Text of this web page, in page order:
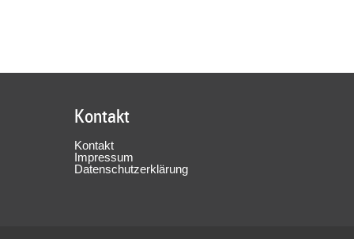
Kontakt
Kontakt
Impressum
Datenschutzerklärung